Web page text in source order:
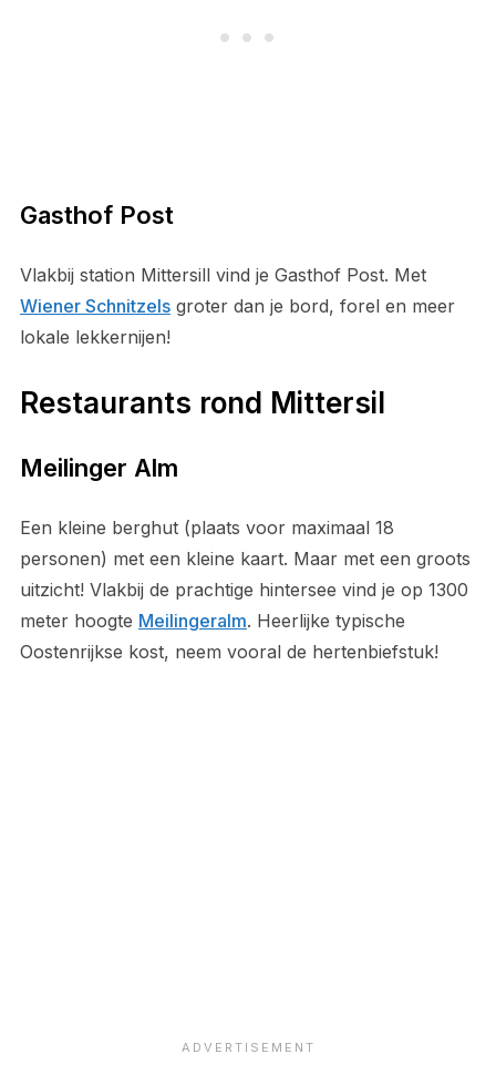
Gasthof Post
Vlakbij station Mittersill vind je Gasthof Post. Met
Wiener Schnitzelsgroter dan je bord, forel en meer
lokale lekkernijen!
Restaurants rond Mittersil
Meilinger Alm
Een kleine berghut (plaats voor maximaal 18
personen) met een kleine kaart. Maar met een groots
uitzicht! Vlakbij de prachtige hintersee vind je op 1300
meter hoogte Meilingeralm. Heerlijke typische
Oostenrijkse kost, neem vooral de hertenbiefstuk!